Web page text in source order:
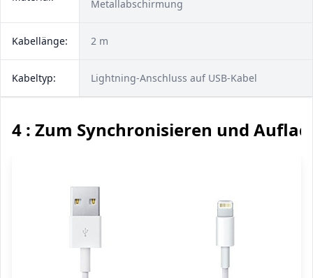
Metallabschirmung
Kabellänge: 2 m
Kabeltyp: Lightning-Anschluss auf USB-Kabel
4 : Zum Synchronisieren und